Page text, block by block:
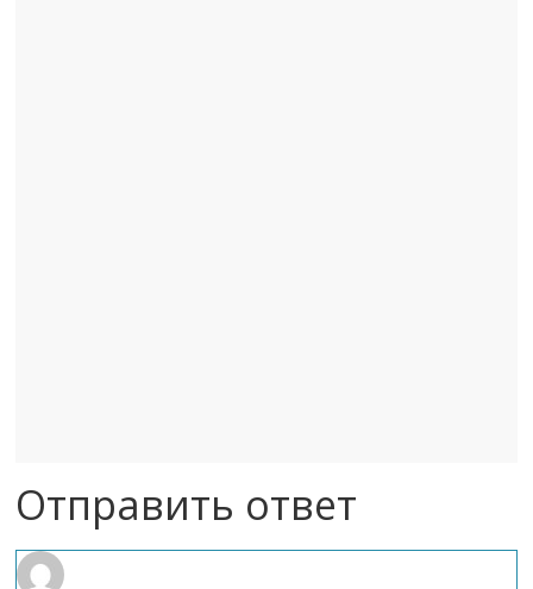
Отправить ответ